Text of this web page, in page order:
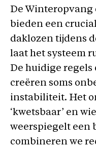
De
bieden een
daklozen tijdens
laat het systeem
De huidige
creëren soms
instabiliteit. Het
‘kwetsbaar’ en
weerspiegelt een
combineren we